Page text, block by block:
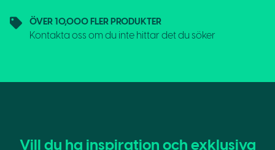
ÖVER 10,000 FLER PRODUKTER
Kontakta oss om du inte hittar det du söker
Vill du ha inspiration och exklusiva